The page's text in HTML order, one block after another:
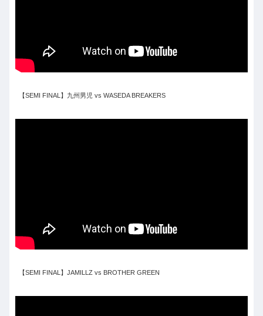
【SEMI FINAL】九州男児 vs WASEDA BREAKERS
【SEMI FINAL】JAMILLZ vs BROTHER GREEN